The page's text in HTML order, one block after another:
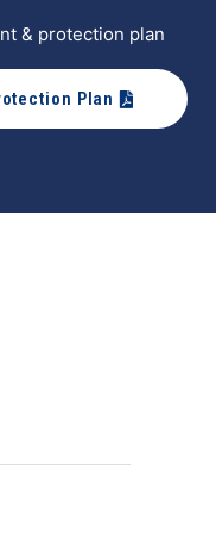
& protection plan
Plan